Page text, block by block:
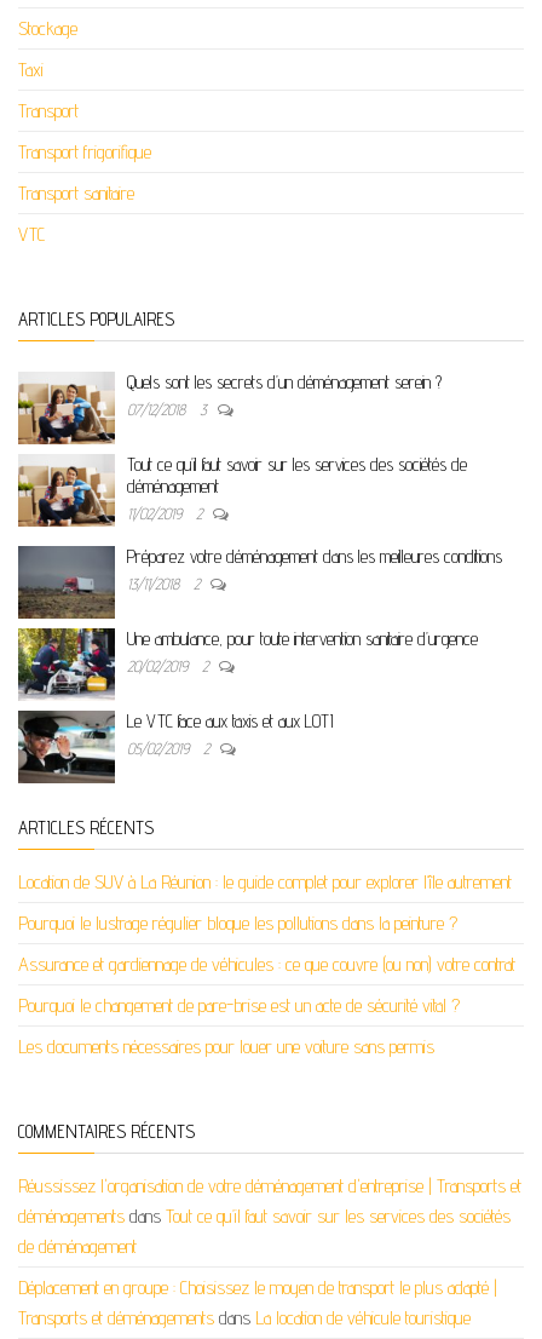
Stockage
Taxi
Transport
Transport frigorifique
Transport sanitaire
VTC
ARTICLES POPULAIRES
Quels sont les secrets d’un déménagement serein ?
07/12/2018 3
Tout ce qu’il faut savoir sur les services des sociétés de
déménagement
11/02/2019 2
Préparez votre déménagement dans les meilleures conditions
13/11/2018 2
Une ambulance, pour toute intervention sanitaire d’urgence
20/02/2019 2
Le VTC face aux taxis et aux LOTI
05/02/2019 2
ARTICLES RÉCENTS
Location de SUV à La Réunion : le guide complet pour explorer l’île autrement
Pourquoi le lustrage régulier bloque les pollutions dans la peinture ?
Assurance et gardiennage de véhicules : ce que couvre (ou non) votre contrat
Pourquoi le changement de pare-brise est un acte de sécurité vital ?
Les documents nécessaires pour louer une voiture sans permis
COMMENTAIRES RÉCENTS
Réussissez l'organisation de votre déménagement d'entreprise | Transports et
déménagements dans Tout ce qu’il faut savoir sur les services des sociétés
de déménagement
Déplacement en groupe : Choisissez le moyen de transport le plus adapté |
Transports et déménagements dans La location de véhicule touristique